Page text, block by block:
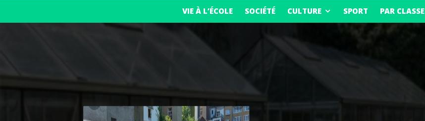
VIE À L’ÉCOLE SOCIÉTÉ CULTURE SPORT PAR CLASSE